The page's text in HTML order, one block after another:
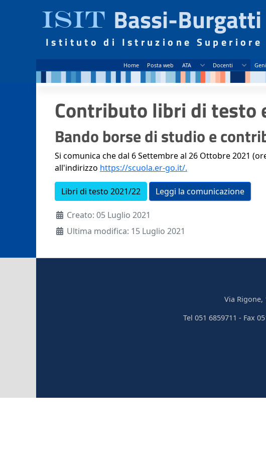
ISIT Bassi-Burgatti
Istituto di Istruzione Superiore
Home Posta web ATA Docenti
Contributo libri di testo
Bando borse di studio e
Si comunica che dal 6 Settembre al 26 Ottobre 2021
all'indirizzo https://scuola.er-go.it/.
Libri di testo 2021/22 Leggi la comunicazione
Dettagli
Creato: 05 Luglio 2021
Ultima modifica: 15 Luglio 2021
Via Rigone,
Tel 051 6859711 - Fax